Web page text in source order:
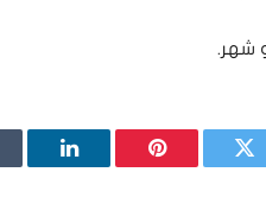
شهر.
تويتر بينتيريستلينكدإن